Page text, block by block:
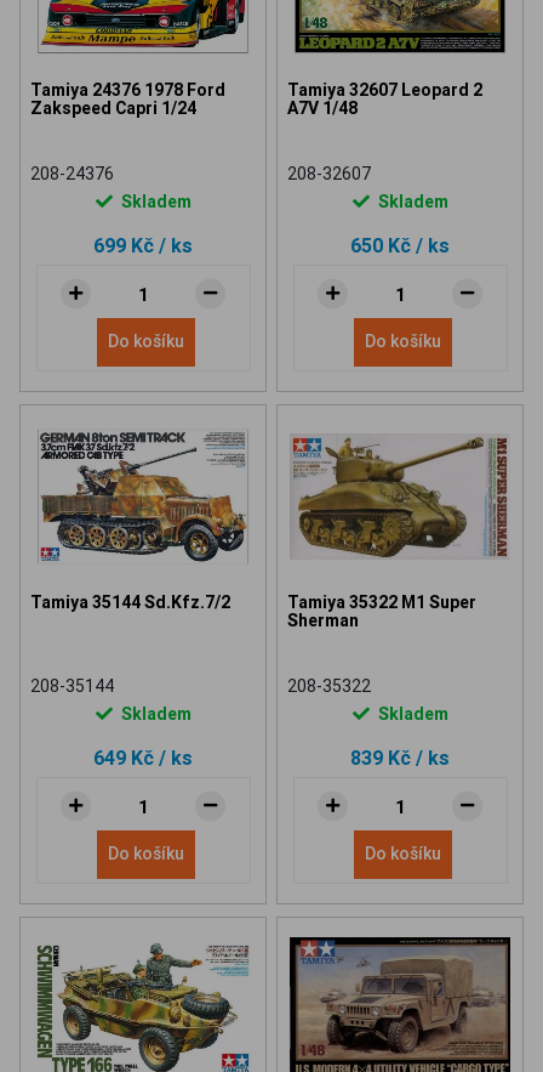
Tamiya 24376 1978 Ford
Zakspeed Capri 1/24
208-24376
Skladem
699 Kč / ks
Do košíku
Tamiya 32607 Leopard 2
A7V 1/48
208-32607
Skladem
650 Kč / ks
Do košíku
Tamiya 35144 Sd.Kfz.7/2
208-35144
Skladem
649 Kč / ks
Do košíku
Tamiya 35322 M1 Super
Sherman
208-35322
Skladem
839 Kč / ks
Do košíku